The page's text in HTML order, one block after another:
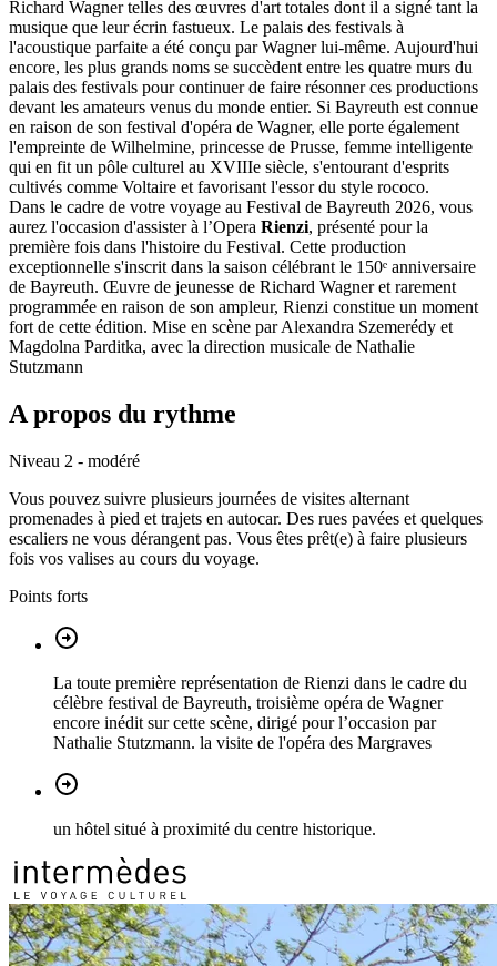
Richard Wagner telles des œuvres d'art totales dont il a signé tant la
musique que leur écrin fastueux. Le palais des festivals à
l'acoustique parfaite a été conçu par Wagner lui-même. Aujourd'hui
encore, les plus grands noms se succèdent entre les quatre murs du
palais des festivals pour continuer de faire résonner ces productions
devant les amateurs venus du monde entier. Si Bayreuth est connue
en raison de son festival d'opéra de Wagner, elle porte également
l'empreinte de Wilhelmine, princesse de Prusse, femme intelligente
qui en fit un pôle culturel au XVIIIe siècle, s'entourant d'esprits
cultivés comme Voltaire et favorisant l'essor du style rococo.
Dans le cadre de votre voyage au Festival de Bayreuth 2026, vous
aurez l'occasion d'assister à l’Opera Rienzi, présenté pour la
première fois dans l'histoire du Festival. Cette production
exceptionnelle s'inscrit dans la saison célébrant le 150ᵉ anniversaire
de Bayreuth. Œuvre de jeunesse de Richard Wagner et rarement
programmée en raison de son ampleur, Rienzi constitue un moment
fort de cette édition. Mise en scène par Alexandra Szemerédy et
Magdolna Parditka, avec la direction musicale de Nathalie
Stutzmann
A propos du rythme
Niveau 2 - modéré
Vous pouvez suivre plusieurs journées de visites alternant
promenades à pied et trajets en autocar. Des rues pavées et quelques
escaliers ne vous dérangent pas. Vous êtes prêt(e) à faire plusieurs
fois vos valises au cours du voyage.
Points forts
La toute première représentation de Rienzi dans le cadre du
célèbre festival de Bayreuth, troisième opéra de Wagner
encore inédit sur cette scène, dirigé pour l’occasion par
Nathalie Stutzmann. la visite de l'opéra des Margraves
un hôtel situé à proximité du centre historique.